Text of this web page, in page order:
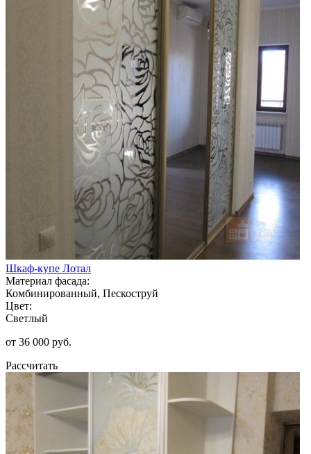
Шкаф-купе Лотал
Материал фасада:
Комбинированный, Пескоструй
Цвет:
Светлый
от 36 000 руб.
Рассчитать